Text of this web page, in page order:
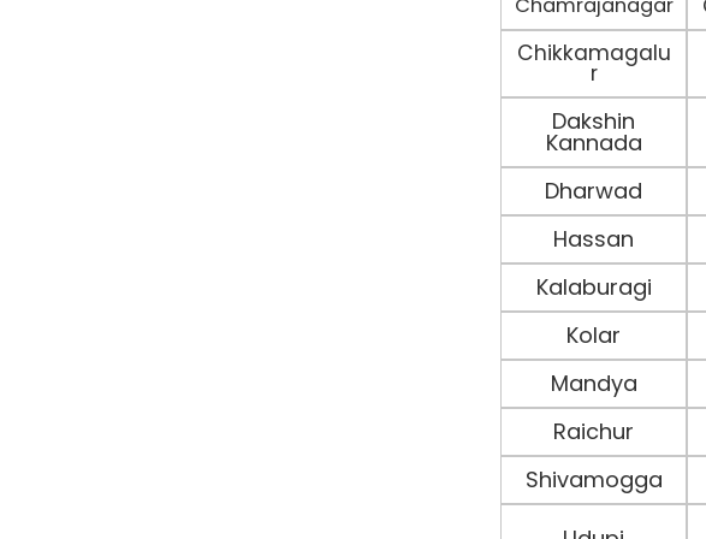
Chikkamagalu
r
Dakshin
Kannada
Dharwad
Hassan
Kalaburagi
Kolar
Mandya
Raichur
Shivamogga